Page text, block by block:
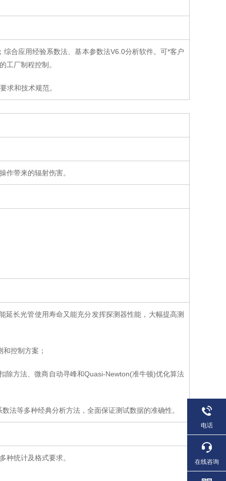
合应用经验系数法、基本参数法V6.0分析软件。可*客户
工厂制程控制。
求和技术规范。
作带来的辐射伤害。
长光管使用寿命又能充分发挥探测器性能，大幅提高测
控制方案；
除方法、微商自动寻峰和Quasi-Newton(准牛顿)优化算法
法等多种经典分析方法，全面保证测试数据的准确性。
种统计及格式要求。
电话
在线咨询